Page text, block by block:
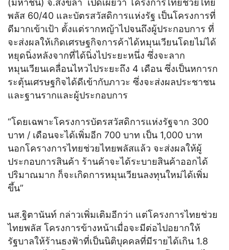
(มหาชน) จ.สงขลา เปิดเผยว่า โครงการไทยช่วยไทย
พลัส 60/40 และบัตรสวัสดิการแห่งรัฐ เป็นโครงการที่
ดีมากเข้าเป้า ตั้งแต่รากหญ้าไปจนถึงผู้ประกอบการ ที่
จะส่งผลให้เกิดเศรษฐกิจการค้าได้หมุนเวียนโดยไม่ได้
หยุดนิ่งหลังจากที่ได้นิ่งไประยะหนึ่ง ซึ่งจะลาก
หมุนเวียนเคลื่อนไหวไประยะถึง 4 เดือน ซึ่งเป็นหการก
ระตุ้นเศรษฐกิจได้ดีเข้ากับภาวะ ซึ่งจะส่งผลประชาชน
และฐานรากและผู้ประกอบการ
“โดยเฉพาะโครงการบัตรสวัสดิการแห่งรัฐจาก 300
บาท / เดือนจะได้เพิ่มอีก 700 บาท เป็น 1,000 บาท
นอกโครางการไทยช่วยไทยพลัสแล้ว จะส่งผลให้ผู้
ประกอบการสินค้า ร้านค้าจะได้ระบายสินค้าออกได้
ปริมาณมาก ก็จะเกิดการหมุนเวียนลงทุนใหม่ได้เพิ่ม
ขึ้น”
นส.ฐิตานันท์ กล่าวเพิ่มเติมอีกว่า แต่โครงการไทยช่วย
ไทยพลัส โครงการข้างหน้าเมื่อจะมีต่อไปอยากให้
รัฐบาลให้ร้านธงฟ้าที่เป็นนิติบุคคลที่มีรายได้เกิน 1.8